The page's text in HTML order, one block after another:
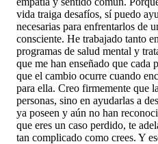
vida traiga desafíos, sí puedo
necesarias para enfrentarlos de
consciente. He trabajado tanto
programas de salud mental y
que me han enseñado que cada
que el cambio ocurre cuando
para ella. Creo firmemente que
personas, sino en ayudarlas a
ya poseen y aún no han
que eres un caso perdido, te
tan complicado como crees. Y